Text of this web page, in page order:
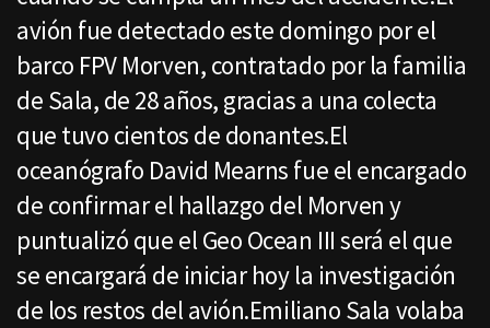
avión fue detectado este domingo por el
barco FPV Morven, contratado por la familia
de Sala, de 28 años, gracias a una colecta
que tuvo cientos de donantes.El
oceanógrafo David Mearns fue el encargado
de confirmar el hallazgo del Morven y
puntualizó que el Geo Ocean III será el que
se encargará de iniciar hoy la investigación
de los restos del avión.Emiliano Sala volaba